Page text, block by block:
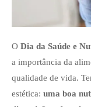
O Dia da Saúde e
a importância da
qualidade de vida.
estética: uma boa